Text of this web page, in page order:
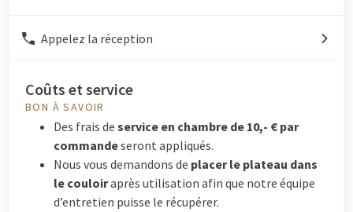
Appelez la réception
Coûts et service
BON À SAVOIR
Des frais de service en chambre de 10,- € par
commandeseront appliqués.
Nous vous demandons de placer le plateau dans
le couloiraprès utilisation afin que notre équipe
d’entretien puisse le récupérer.